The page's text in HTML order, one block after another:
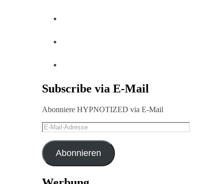
Subscribe via E-Mail
Abonniere HYPNOTIZED via E-Mail
E-
Mail-
Adresse
Abonnieren